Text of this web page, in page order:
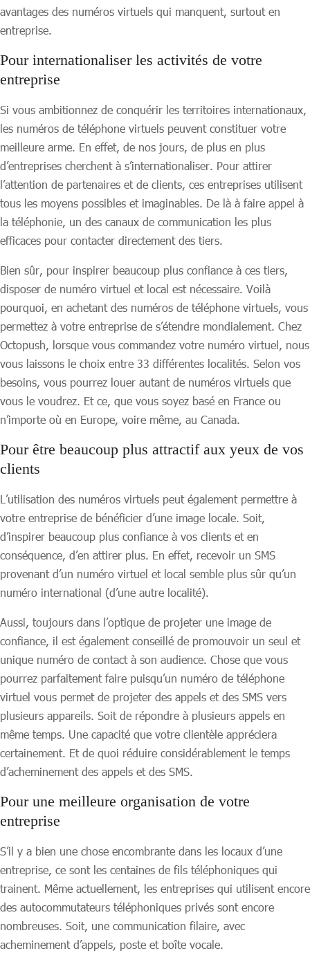
avantages des numéros virtuels qui manquent, surtout en
entreprise.
Pour internationaliser les activités de votre
entreprise
Si vous ambitionnez de conquérir les territoires internationaux,
les numéros de téléphone virtuels peuvent constituer votre
meilleure arme. En effet, de nos jours, de plus en plus
d’entreprises cherchent à s’internationaliser. Pour attirer
l’attention de partenaires et de clients, ces entreprises utilisent
tous les moyens possibles et imaginables. De là à faire appel à
la téléphonie, un des canaux de communication les plus
efficaces pour contacter directement des tiers.
Bien sûr, pour inspirer beaucoup plus confiance à ces tiers,
disposer de numéro virtuel et local est nécessaire. Voilà
pourquoi, en achetant des numéros de téléphone virtuels, vous
permettez à votre entreprise de s’étendre mondialement. Chez
Octopush, lorsque vous commandez votre numéro virtuel, nous
vous laissons le choix entre 33 différentes localités. Selon vos
besoins, vous pourrez louer autant de numéros virtuels que
vous le voudrez. Et ce, que vous soyez basé en France ou
n’importe où en Europe, voire même, au Canada.
Pour être beaucoup plus attractif aux yeux de vos
clients
L’utilisation des numéros virtuels peut également permettre à
votre entreprise de bénéficier d’une image locale. Soit,
d’inspirer beaucoup plus confiance à vos clients et en
conséquence, d’en attirer plus. En effet, recevoir un SMS
provenant d’un numéro virtuel et local semble plus sûr qu’un
numéro international (d’une autre localité).
Aussi, toujours dans l’optique de projeter une image de
confiance, il est également conseillé de promouvoir un seul et
unique numéro de contact à son audience. Chose que vous
pourrez parfaitement faire puisqu’un numéro de téléphone
virtuel vous permet de projeter des appels et des SMS vers
plusieurs appareils. Soit de répondre à plusieurs appels en
même temps. Une capacité que votre clientèle appréciera
certainement. Et de quoi réduire considérablement le temps
d’acheminement des appels et des SMS.
Pour une meilleure organisation de votre
entreprise
S’il y a bien une chose encombrante dans les locaux d’une
entreprise, ce sont les centaines de fils téléphoniques qui
trainent. Même actuellement, les entreprises qui utilisent encore
des autocommutateurs téléphoniques privés sont encore
nombreuses. Soit, une communication filaire, avec
acheminement d’appels, poste et boîte vocale.